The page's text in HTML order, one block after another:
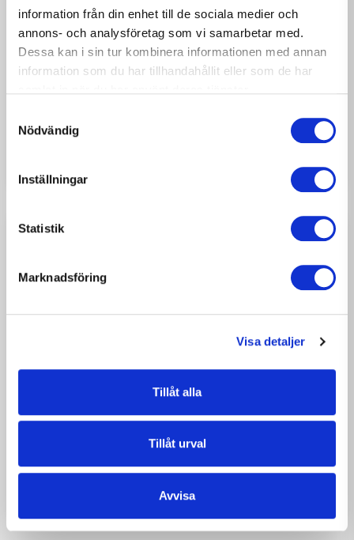
information från din enhet till de sociala medier och
annons- och analysföretag som vi samarbetar med.
Dessa kan i sin tur kombinera informationen med annan
information som du har tillhandahållit eller som de har
Nödvändig
Inställningar
Statistik
Marknadsföring
Visa detaljer
Tillåt alla
Tillåt urval
Avvisa
NYHETER 2026-07-17
till hantverket
2026-07-03
Glad sommar önskar M3 Bygg